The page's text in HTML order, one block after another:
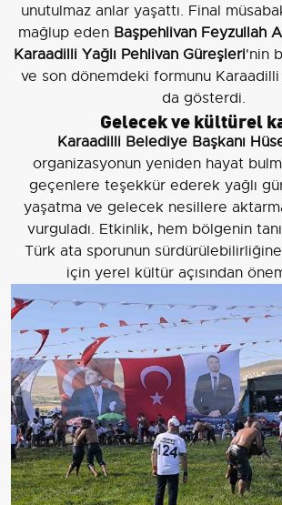
unutulmaz anlar yaşattı. Final
mağlup eden Başpehlivan Feyzullah
Karaadilli Yağlı Pehlivan Güreşleri'nin
ve son dönemdeki formunu Karaadilli
da gösterdi.
Gelecek ve kültürel
Karaadilli Belediye Başkanı
organizasyonun yeniden hayat
geçenlere teşekkür ederek yağlı
yaşatma ve gelecek nesillere aktarma
vurguladı. Etkinlik, hem bölgenin
Türk ata sporunun
için yerel kültür açısından